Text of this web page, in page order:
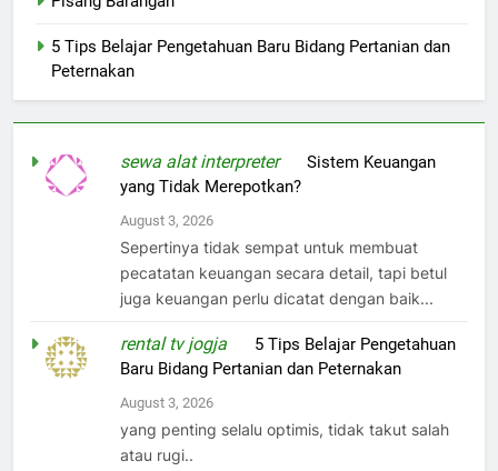
5 Tips Belajar Pengetahuan Baru Bidang Pertanian dan
Peternakan
sewa alat interpreteronSistem Keuangan
yang Tidak Merepotkan?
August 3, 2026
Sepertinya tidak sempat untuk membuat
pecatatan keuangan secara detail, tapi betul
juga keuangan perlu dicatat dengan baik...
rental tv jogja
5 Tips Belajar Pengetahuan
Baru Bidang Pertanian dan Peternakan
August 3, 2026
yang penting selalu optimis, tidak takut salah
atau rugi..